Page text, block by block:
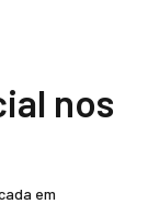
nos
em